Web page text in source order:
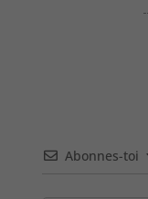
Abonnes-toi